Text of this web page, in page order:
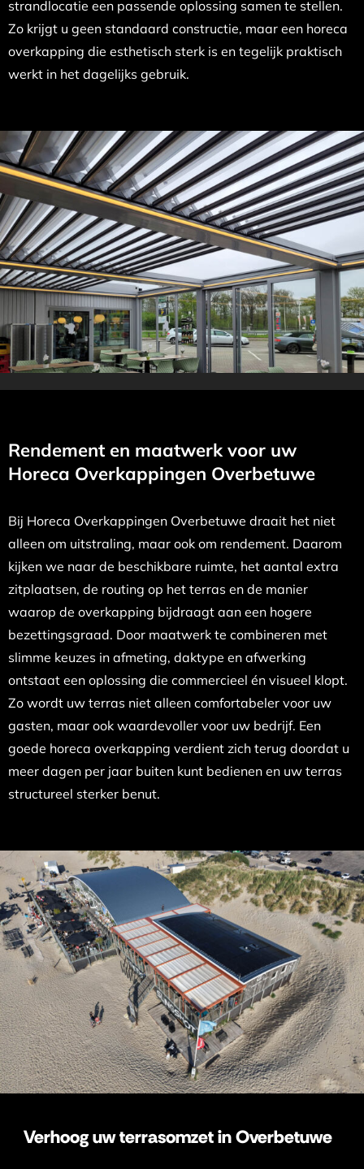
strandlocatie een passende oplossing samen te stellen.
Zo krijgt u geen standaard constructie, maar een horeca
overkapping die esthetisch sterk is en tegelijk praktisch
werkt in het dagelijks gebruik.
Rendement en maatwerk voor uw
Horeca Overkappingen Overbetuwe
Bij Horeca Overkappingen Overbetuwe draait het niet
alleen om uitstraling, maar ook om rendement. Daarom
kijken we naar de beschikbare ruimte, het aantal extra
zitplaatsen, de routing op het terras en de manier
waarop de overkapping bijdraagt aan een hogere
bezettingsgraad. Door maatwerk te combineren met
slimme keuzes in afmeting, daktype en afwerking
ontstaat een oplossing die commercieel én visueel klopt.
Zo wordt uw terras niet alleen comfortabeler voor uw
gasten, maar ook waardevoller voor uw bedrijf. Een
goede horeca overkapping verdient zich terug doordat u
meer dagen per jaar buiten kunt bedienen en uw terras
structureel sterker benut.
Verhoog uw terrasomzet in Overbetuwe